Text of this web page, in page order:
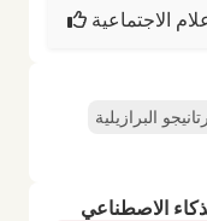
الاجتماعية
البرازيلية
الاصطناعي